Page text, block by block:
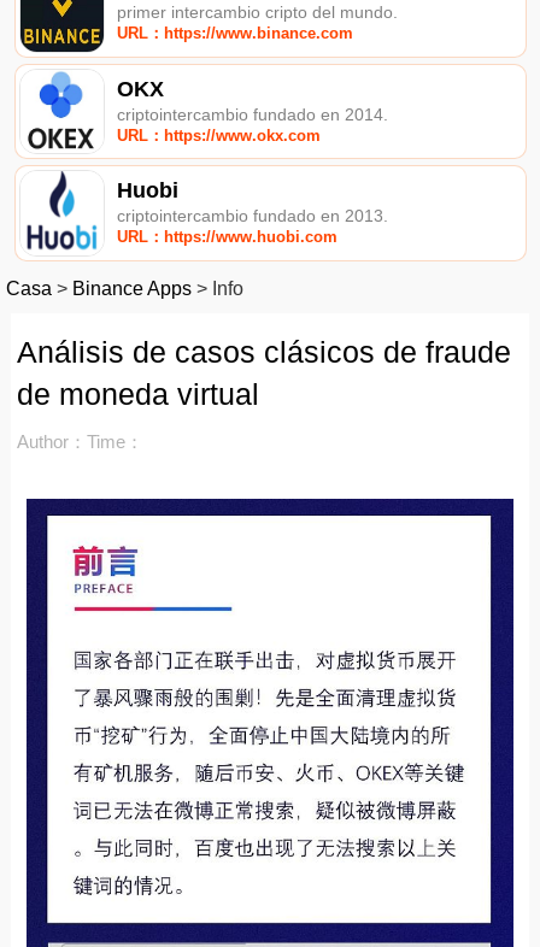
primer intercambio cripto del mundo.
URL：https://www.binance.com
OKX
criptointercambio fundado en 2014.
URL：https://www.okx.com
Huobi
criptointercambio fundado en 2013.
URL：https://www.huobi.com
Casa > Binance Apps > Info
Análisis de casos clásicos de fraude
de moneda virtual
Author： Time：